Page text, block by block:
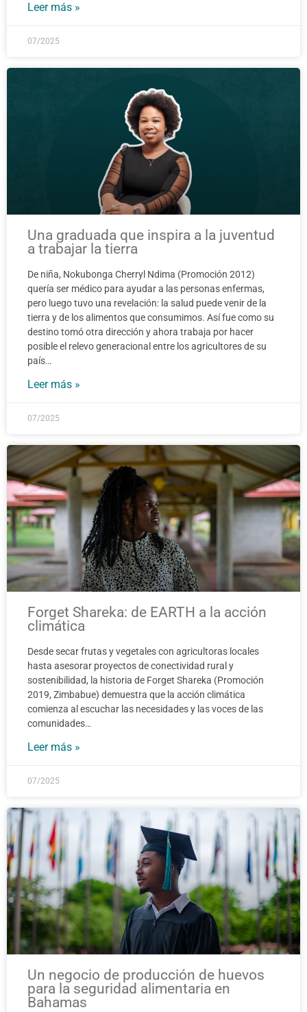
Leer más »
07/2025
Una graduada que inspira a la juventud
a trabajar la tierra
De niña, Nokubonga Cherryl Ndima (Promoción 2012)
quería ser médico para ayudar a las personas enfermas,
pero luego tuvo una revelación: la salud puede venir de la
tierra y de los alimentos que consumimos. Así fue como su
destino tomó otra dirección y ahora trabaja por hacer
posible el relevo generacional entre los agricultores de su
país…
Leer más »
07/2025
Forget Shareka: de EARTH a la acción
climática
Desde secar frutas y vegetales con agricultoras locales
hasta asesorar proyectos de conectividad rural y
sostenibilidad, la historia de Forget Shareka (Promoción
2019, Zimbabue) demuestra que la acción climática
comienza al escuchar las necesidades y las voces de las
comunidades…
Leer más »
07/2025
Un negocio de producción de huevos
para la seguridad alimentaria en
Bahamas